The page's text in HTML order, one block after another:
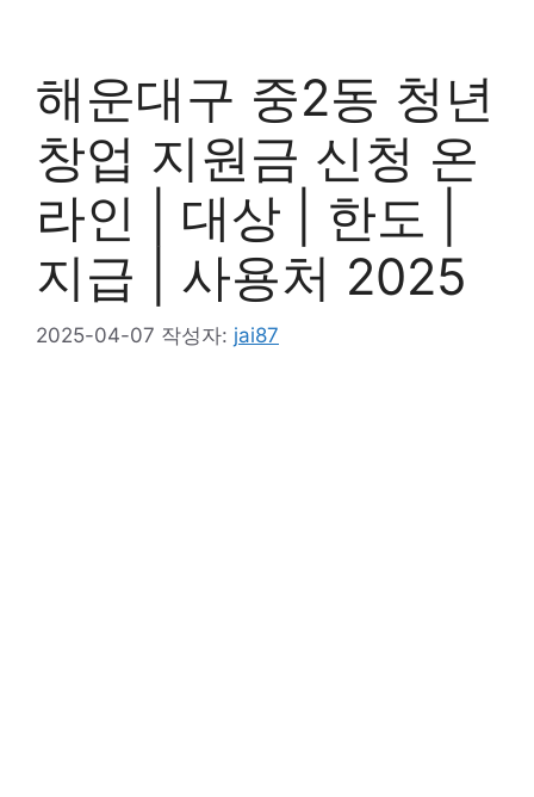
해운대구 중2동 청년
창업 지원금 신청 온
라인 | 대상 | 한도 |
지급 | 사용처 2025
2025-04-07 작성자: jai87